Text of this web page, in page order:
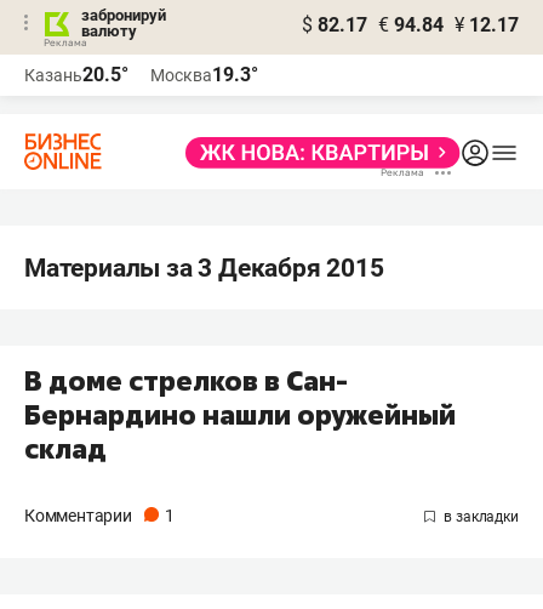
забронируй
валюту
$ 82.17 € 94.84 ¥ 12.17
Казань20.5° Москва19.3°
Материалы за 3 Декабря 2015
В доме стрелков в Сан-
Бернардино нашли оружейный
склад
Комментарии 1